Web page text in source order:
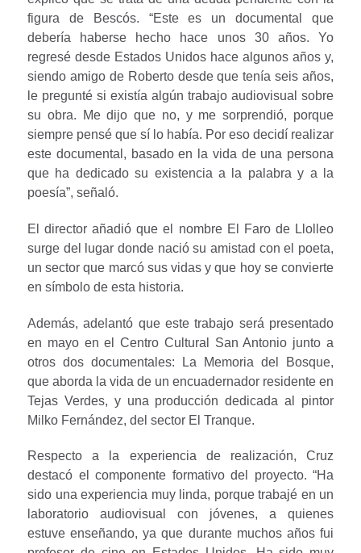
figura de Bescós. “Este es un documental que
debería haberse hecho hace unos 30 años. Yo
regresé desde Estados Unidos hace algunos años y,
siendo amigo de Roberto desde que tenía seis años,
le pregunté si existía algún trabajo audiovisual sobre
su obra. Me dijo que no, y me sorprendió, porque
siempre pensé que sí lo había. Por eso decidí realizar
este documental, basado en la vida de una persona
que ha dedicado su existencia a la palabra y a la
poesía”, señaló.
El director añadió que el nombre El Faro de Llolleo
surge del lugar donde nació su amistad con el poeta,
un sector que marcó sus vidas y que hoy se convierte
en símbolo de esta historia.
Además, adelantó que este trabajo será presentado
en mayo en el Centro Cultural San Antonio junto a
otros dos documentales: La Memoria del Bosque,
que aborda la vida de un encuadernador residente en
Tejas Verdes, y una producción dedicada al pintor
Milko Fernández, del sector El Tranque.
Respecto a la experiencia de realización, Cruz
destacó el componente formativo del proyecto. “Ha
sido una experiencia muy linda, porque trabajé en un
laboratorio audiovisual con jóvenes, a quienes
estuve enseñando, ya que durante muchos años fui